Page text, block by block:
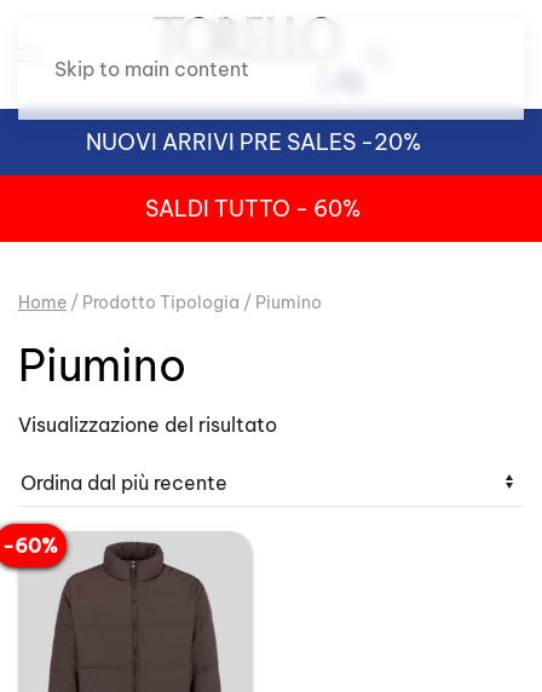
Skip to main content
NUOVI ARRIVI PRE SALES -20%
SALDI TUTTO - 60%
Home / Prodotto Tipologia / Piumino
Piumino
Visualizzazione del risultato
-60%